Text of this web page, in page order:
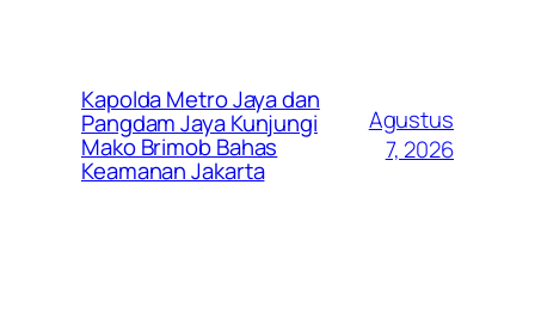
Kapolda Metro Jaya dan
Pangdam Jaya Kunjungi
Mako Brimob Bahas
Keamanan Jakarta
Agustus
7, 2026